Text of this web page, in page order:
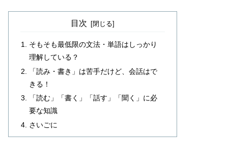
目次
そもそも最低限の文法・単語はしっかり
理解している？
「読み・書き」は苦手だけど、会話はで
きる！
「読む」「書く」「話す」「聞く」に必
要な知識
さいごに